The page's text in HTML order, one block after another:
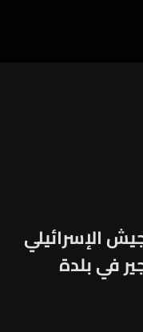
الإسرائيلي
في بلدة